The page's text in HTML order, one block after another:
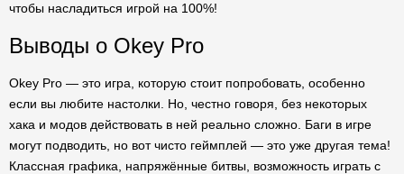
чтобы насладиться игрой на 100%!
Выводы о Okey Pro
Okey Pro — это игра, которую стоит попробовать, особенно
если вы любите настолки. Но, честно говоря, без некоторых
хака и модов действовать в ней реально сложно. Баги в игре
могут подводить, но вот чисто геймплей — это уже другая тема!
Классная графика, напряжённые битвы, возможность играть с